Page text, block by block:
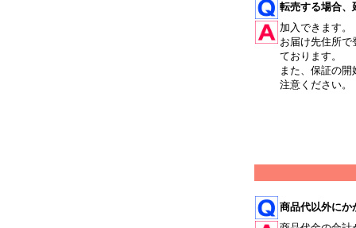
転売する場合、
加入できます。
お届け先住所
ております。
また、保証の
注意ください。
商品代以外にか